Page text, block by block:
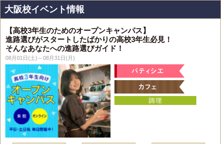
大阪校イベント情報
【高校3年生のためのオープンキャンパス】
進路選びがスタートしたばかりの高校3年生必見！
そんなあなたへの進路選びガイド！
08月01日(土)～08月31日(月)